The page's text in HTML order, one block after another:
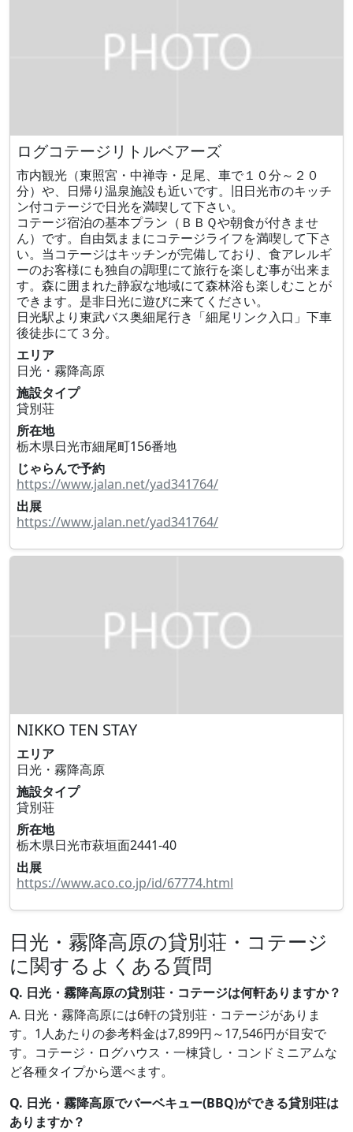
ログコテージリトルベアーズ
市内観光（東照宮・中禅寺・足尾、車で１０分～２０
分）や、日帰り温泉施設も近いです。旧日光市のキッチ
ン付コテージで日光を満喫して下さい。
コテージ宿泊の基本プラン（ＢＢＱや朝食が付きませ
ん）です。自由気ままにコテージライフを満喫して下さ
い。当コテージはキッチンが完備しており、食アレルギ
ーのお客様にも独自の調理にて旅行を楽しむ事が出来ま
す。森に囲まれた静寂な地域にて森林浴も楽しむことが
できます。是非日光に遊びに来てください。
日光駅より東武バス奥細尾行き「細尾リンク入口」下車
後徒歩にて３分。
エリア
日光・霧降高原
施設タイプ
貸別荘
所在地
栃木県日光市細尾町156番地
じゃらんで予約
https://www.jalan.net/yad341764/
出展
https://www.jalan.net/yad341764/
NIKKO TEN STAY
エリア
日光・霧降高原
施設タイプ
貸別荘
所在地
栃木県日光市萩垣面2441-40
出展
https://www.aco.co.jp/id/67774.html
日光・霧降高原の貸別荘・コテージ
に関するよくある質問
Q. 日光・霧降高原の貸別荘・コテージは何軒ありますか？
A. 日光・霧降高原には6軒の貸別荘・コテージがありま
す。1人あたりの参考料金は7,899円～17,546円が目安で
す。コテージ・ログハウス・一棟貸し・コンドミニアムな
ど各種タイプから選べます。
Q. 日光・霧降高原でバーベキュー(BBQ)ができる貸別荘は
ありますか？